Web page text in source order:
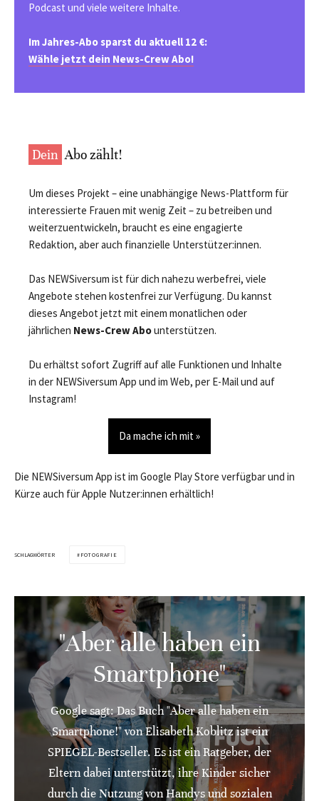
Podcast und viele weitere Inhalte.
Im Jahres-Abo sparst du aktuell 12 €:
Wähle jetzt dein News-Crew Abo!
Dein Abo zählt!
Um dieses Projekt – eine unabhängige News-Plattform für
interessierte Frauen mit wenig Zeit – zu betreiben und
weiterzuentwickeln, braucht es eine engagierte
Redaktion, aber auch finanzielle Unterstützer:innen.
Das NEWSiversum ist für dich nahezu werbefrei, viele
Angebote stehen kostenfrei zur Verfügung. Du kannst
dieses Angebot jetzt mit einem monatlichen oder
jährlichen News-Crew Abounterstützen.
Du erhältst sofort Zugriff auf alle Funktionen und Inhalte
in der NEWSiversum App und im Web, per E-Mail und auf
Instagram!
Da mache ich mit »
Die NEWSiversum App ist im Google Play Store verfügbar und in
Kürze auch für Apple Nutzer:innen erhältlich!
SCHLAGWÖRTER FOTOGRAFIE
"Aber alle haben ein
Smartphone"
Google sagt: Das Buch "Aber alle haben ein
Smartphone!" von Elisabeth Koblitz ist ein
SPIEGEL-Bestseller. Es ist ein Ratgeber, der
Eltern dabei unterstützt, ihre Kinder sicher
durch die Nutzung von Handys und sozialen